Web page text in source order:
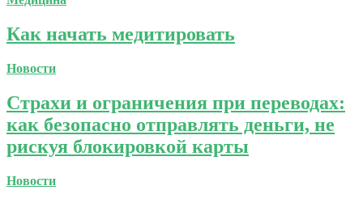
Как начать медитировать
Новости
Страхи и ограничения при переводах:
как безопасно отправлять деньги, не
рискуя блокировкой карты
Новости